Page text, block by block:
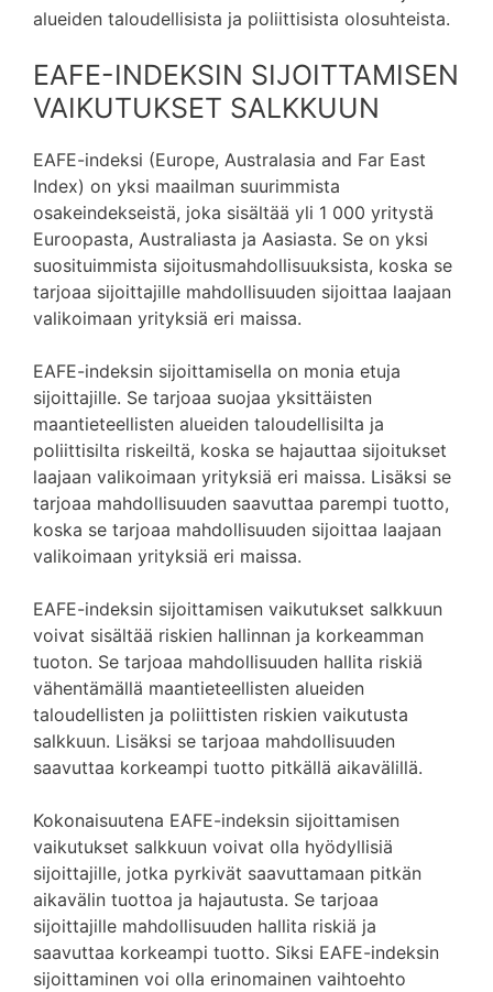
alueiden taloudellisista ja poliittisista olosuhteista.
EAFE-INDEKSIN SIJOITTAMISEN
VAIKUTUKSET SALKKUUN
EAFE-indeksi (Europe, Australasia and Far East
Index) on yksi maailman suurimmista
osakeindekseistä, joka sisältää yli 1 000 yritystä
Euroopasta, Australiasta ja Aasiasta. Se on yksi
suosituimmista sijoitusmahdollisuuksista, koska se
tarjoaa sijoittajille mahdollisuuden sijoittaa laajaan
valikoimaan yrityksiä eri maissa.
EAFE-indeksin sijoittamisella on monia etuja
sijoittajille. Se tarjoaa suojaa yksittäisten
maantieteellisten alueiden taloudellisilta ja
poliittisilta riskeiltä, koska se hajauttaa sijoitukset
laajaan valikoimaan yrityksiä eri maissa. Lisäksi se
tarjoaa mahdollisuuden saavuttaa parempi tuotto,
koska se tarjoaa mahdollisuuden sijoittaa laajaan
valikoimaan yrityksiä eri maissa.
EAFE-indeksin sijoittamisen vaikutukset salkkuun
voivat sisältää riskien hallinnan ja korkeamman
tuoton. Se tarjoaa mahdollisuuden hallita riskiä
vähentämällä maantieteellisten alueiden
taloudellisten ja poliittisten riskien vaikutusta
salkkuun. Lisäksi se tarjoaa mahdollisuuden
saavuttaa korkeampi tuotto pitkällä aikavälillä.
Kokonaisuutena EAFE-indeksin sijoittamisen
vaikutukset salkkuun voivat olla hyödyllisiä
sijoittajille, jotka pyrkivät saavuttamaan pitkän
aikavälin tuottoa ja hajautusta. Se tarjoaa
sijoittajille mahdollisuuden hallita riskiä ja
saavuttaa korkeampi tuotto. Siksi EAFE-indeksin
sijoittaminen voi olla erinomainen vaihtoehto